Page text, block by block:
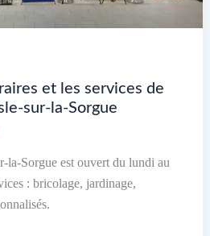
et les services de
sur-la-Sorgue
la-Sorgue est ouvert du lundi au
: bricolage, jardinage,